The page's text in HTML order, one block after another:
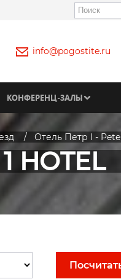
info@pogostite.ru
КОНФЕРЕНЦ-ЗАЛЫ
Отель Петр I -
HOTEL